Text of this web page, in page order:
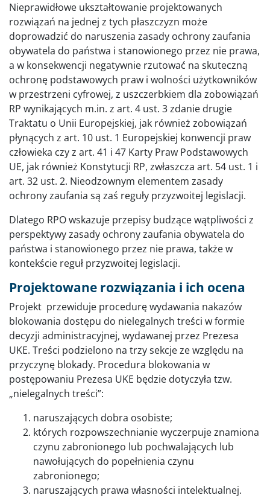
Nieprawidłowe ukształtowanie projektowanych
rozwiązań na jednej z tych płaszczyzn może
doprowadzić do naruszenia zasady ochrony zaufania
obywatela do państwa i stanowionego przez nie prawa,
a w konsekwencji negatywnie rzutować na skuteczną
ochronę podstawowych praw i wolności użytkowników
w przestrzeni cyfrowej, z uszczerbkiem dla zobowiązań
RP wynikających m.in. z art. 4 ust. 3 zdanie drugie
Traktatu o Unii Europejskiej, jak również zobowiązań
płynących z art. 10 ust. 1 Europejskiej konwencji praw
człowieka czy z art. 41 i 47 Karty Praw Podstawowych
UE, jak również Konstytucji RP, zwłaszcza art. 54 ust. 1 i
art. 32 ust. 2. Nieodzownym elementem zasady
ochrony zaufania są zaś reguły przyzwoitej legislacji.
Dlatego RPO wskazuje przepisy budzące wątpliwości z
perspektywy zasady ochrony zaufania obywatela do
państwa i stanowionego przez nie prawa, także w
kontekście reguł przyzwoitej legislacji.
Projektowane rozwiązania i ich ocena
Projekt przewiduje procedurę wydawania nakazów
blokowania dostępu do nielegalnych treści w formie
decyzji administracyjnej, wydawanej przez Prezesa
UKE. Treści podzielono na trzy sekcje ze względu na
przyczynę blokady. Procedura blokowania w
postępowaniu Prezesa UKE będzie dotyczyła tzw.
„nielegalnych treści”:
naruszających dobra osobiste;
których rozpowszechnianie wyczerpuje znamiona
czynu zabronionego lub pochwalających lub
nawołujących do popełnienia czynu
zabronionego;
naruszających prawa własności intelektualnej.